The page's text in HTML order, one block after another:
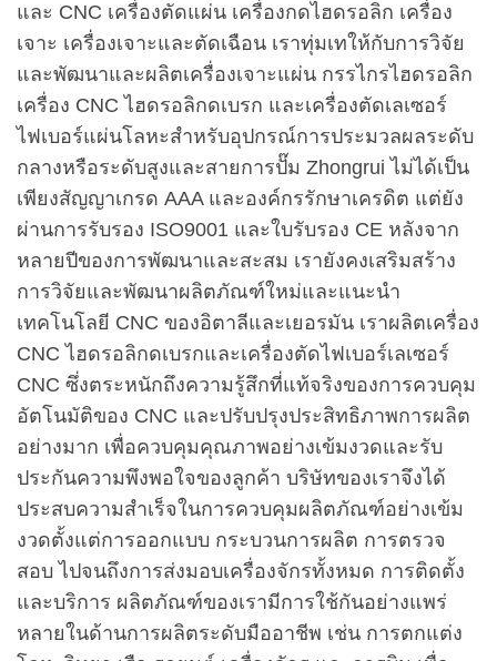
และ CNC เครื่องตัดแผ่น เครื่องกดไฮดรอลิก เครื่อง
เจาะ เครื่องเจาะและตัดเฉือน เราทุ่มเทให้กับการวิจัย
และพัฒนาและผลิตเครื่องเจาะแผ่น กรรไกรไฮดรอลิก
เครื่อง CNC ไฮดรอลิกดเบรก และเครื่องตัดเลเซอร์
ไฟเบอร์แผ่นโลหะสำหรับอุปกรณ์การประมวลผลระดับ
กลางหรือระดับสูงและสายการปั๊ม Zhongrui ไม่ได้เป็น
เพียงสัญญาเกรด AAA และองค์กรรักษาเครดิต แต่ยัง
ผ่านการรับรอง ISO9001 และใบรับรอง CE หลังจาก
หลายปีของการพัฒนาและสะสม เรายังคงเสริมสร้าง
การวิจัยและพัฒนาผลิตภัณฑ์ใหม่และแนะนำ
เทคโนโลยี CNC ของอิตาลีและเยอรมัน เราผลิตเครื่อง
CNC ไฮดรอลิกดเบรกและเครื่องตัดไฟเบอร์เลเซอร์
CNC ซึ่งตระหนักถึงความรู้สึกที่แท้จริงของการควบคุม
อัตโนมัติของ CNC และปรับปรุงประสิทธิภาพการผลิต
อย่างมาก เพื่อควบคุมคุณภาพอย่างเข้มงวดและรับ
ประกันความพึงพอใจของลูกค้า บริษัทของเราจึงได้
ประสบความสำเร็จในการควบคุมผลิตภัณฑ์อย่างเข้ม
งวดตั้งแต่การออกแบบ กระบวนการผลิต การตรวจ
สอบ ไปจนถึงการส่งมอบเครื่องจักรทั้งหมด การติดตั้ง
และบริการ ผลิตภัณฑ์ของเรามีการใช้กันอย่างแพร่
หลายในด้านการผลิตระดับมืออาชีพ เช่น การตกแต่ง